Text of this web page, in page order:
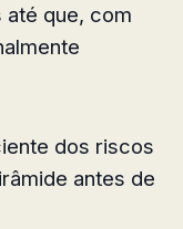
até que, com
dos riscos
antes de